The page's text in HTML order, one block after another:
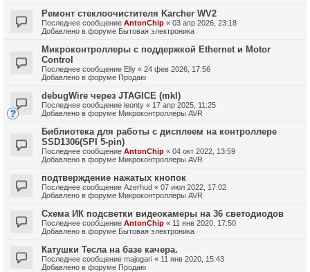
Ремонт стеклоочистителя Karcher WV2
Последнее сообщение AntonChip « 03 апр 2026, 23:18
Добавлено в форуме Бытовая электроника
Микроконтроллеры с поддержкой Ethernet и Motor
Control
Последнее сообщение Elly « 24 фев 2026, 17:56
Добавлено в форуме Продаю
debugWire через JTAGICE (mkI)
Последнее сообщение leonty « 17 апр 2025, 11:25
Добавлено в форуме Микроконтроллеры AVR
Библиотека для работы с дисплеем на контроллере
SSD1306(SPI 5-pin)
Последнее сообщение AntonChip « 04 окт 2022, 13:59
Добавлено в форуме Микроконтроллеры AVR
подтверждение нажатых кнопок
Последнее сообщение Azerhud « 07 июл 2022, 17:02
Добавлено в форуме Микроконтроллеры AVR
Схема ИК подсветки видеокамеры на 36 светодиодов
Последнее сообщение AntonChip « 11 янв 2020, 17:50
Добавлено в форуме Бытовая электроника
Катушки Тесла на базе качера.
Последнее сообщение majogari « 11 янв 2020, 15:43
Добавлено в форуме Продаю